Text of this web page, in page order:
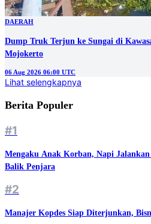
DAERAH
Dump Truk Terjun ke Sungai di
Mojokerto
06 Aug 2026 06:00 UTC
Lihat selengkapnya
Berita Populer
#1
Mengaku Anak Korban, Napi
Balik Penjara
#2
Manajer Kopdes Siap Diterjunkan,